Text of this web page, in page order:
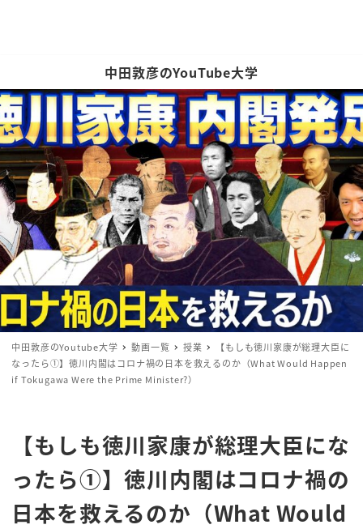
中田敦彦のYouTube大学
中田敦彦のYoutube大学 動画一覧 授業
【もしも徳川家康が総理大臣に
なったら①】徳川内閣はコロナ禍の日本を救えるのか（What Would Happen
if Tokugawa Were the Prime Minister?）
【もしも徳川家康が総理大臣にな
ったら①】徳川内閣はコロナ禍の
日本を救えるのか（What Would